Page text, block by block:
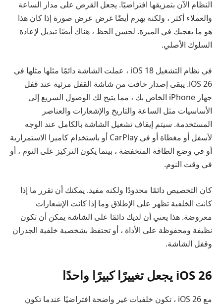
النظام الآن بتمزيقها افتراضيًا. يجعل القرص على مدار الساعة
والعملاء أكثر ، ولكنه يهزم أيضًا غرض عرض صورة إذا كان هذا
هو ما يعجبك في الميزة. لحسن الحظ ، هناك أيضًا تبديل لإعادة
السلوك الأصلي.
في نظام التشغيل iOS 18 ، عملت الشاشة دائمًا مثلها مثلها في
iOS 26. يبقى إصدار خافت من شاشة القفل مرئية عند قفل
جهاز iPhone الخاص بك ، مما يتيح لك الوصول السريع إلى
الأساسيات مثل الساعة والتاريخ والإشعارات والعناصر
المستخدمة. سيتم إيقاف تشغيل الشاشة بالكامل عند الوجه
لأسفل أو مغطاة أو في CarPlay أو باستخدام كاميرا الاستمرارية
أو في وضع الطاقة المنخفضة ، بينما يكون التركيز على النوم ، أو
في وقت النوم.
كان التخصيص دائمًا محدودًا ولكنه مفيد. يمكنك أن تقرر ما إذا
كانت الخلفية تظهر على الإطلاق وما إذا كانت الإشعارات
معروضة. هذا يعني أن لديك دائمًا على الشاشة يمكن أن تكون
نظيفة ومحفوظة على الأداة ، أو تحتفظ بشخصية خلفية الجدران
وقفل الشاشة.
iOS 26 يجعل تغييرًا كبيرًا واحدًا
مع iOS 26 ، تكون خلفيات غير واضحة افتراضيًا عندما تكون